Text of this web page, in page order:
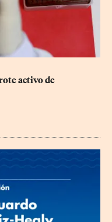
activo de